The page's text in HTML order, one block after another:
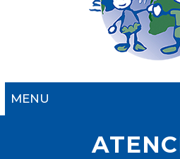
MENU